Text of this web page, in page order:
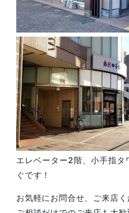
エレベーター2階、小手指タ
ぐです！
お気軽にお問合せ、ご来店く